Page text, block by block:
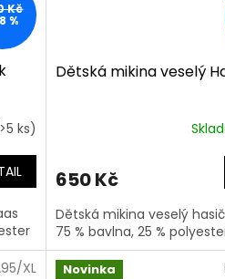
Kč
%
ks)
Dětská mikina veselý
650 Kč
Dětská mikina veselý
75 % bavlna, 25 %
XL Novinka